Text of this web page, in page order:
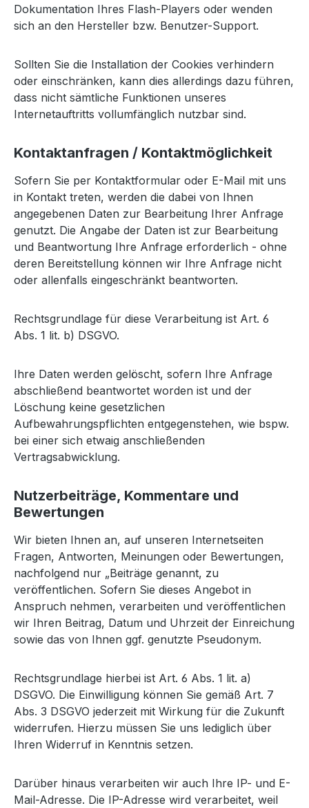
Dokumentation Ihres Flash-Players oder wenden
sich an den Hersteller bzw. Benutzer-Support.
Sollten Sie die Installation der Cookies verhindern
oder einschränken, kann dies allerdings dazu führen,
dass nicht sämtliche Funktionen unseres
Internetauftritts vollumfänglich nutzbar sind.
Kontaktanfragen / Kontaktmöglichkeit
Sofern Sie per Kontaktformular oder E-Mail mit uns
in Kontakt treten, werden die dabei von Ihnen
angegebenen Daten zur Bearbeitung Ihrer Anfrage
genutzt. Die Angabe der Daten ist zur Bearbeitung
und Beantwortung Ihre Anfrage erforderlich - ohne
deren Bereitstellung können wir Ihre Anfrage nicht
oder allenfalls eingeschränkt beantworten.
Rechtsgrundlage für diese Verarbeitung ist Art. 6
Abs. 1 lit. b) DSGVO.
Ihre Daten werden gelöscht, sofern Ihre Anfrage
abschließend beantwortet worden ist und der
Löschung keine gesetzlichen
Aufbewahrungspflichten entgegenstehen, wie bspw.
bei einer sich etwaig anschließenden
Vertragsabwicklung.
Nutzerbeiträge, Kommentare und
Bewertungen
Wir bieten Ihnen an, auf unseren Internetseiten
Fragen, Antworten, Meinungen oder Bewertungen,
nachfolgend nur „Beiträge genannt, zu
veröffentlichen. Sofern Sie dieses Angebot in
Anspruch nehmen, verarbeiten und veröffentlichen
wir Ihren Beitrag, Datum und Uhrzeit der Einreichung
sowie das von Ihnen ggf. genutzte Pseudonym.
Rechtsgrundlage hierbei ist Art. 6 Abs. 1 lit. a)
DSGVO. Die Einwilligung können Sie gemäß Art. 7
Abs. 3 DSGVO jederzeit mit Wirkung für die Zukunft
widerrufen. Hierzu müssen Sie uns lediglich über
Ihren Widerruf in Kenntnis setzen.
Darüber hinaus verarbeiten wir auch Ihre IP- und E-
Mail-Adresse. Die IP-Adresse wird verarbeitet, weil